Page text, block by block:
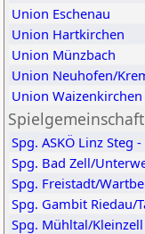
Union Eschenau
Union Hartkirchen
Union Münzbach
Union Neuhofen/
Union Waizenkirchen
Spg. ASKÖ Linz Steg
Spg. Bad Zell/
Spg. Freistadt/
Spg. Gambit Riedau/
Spg. Mühltal/Kleinzell